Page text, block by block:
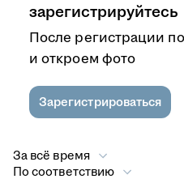
зарегистрируйтесь
После регистрации
и откроем фото
Зарегистрироваться
За всё время
По соответствию